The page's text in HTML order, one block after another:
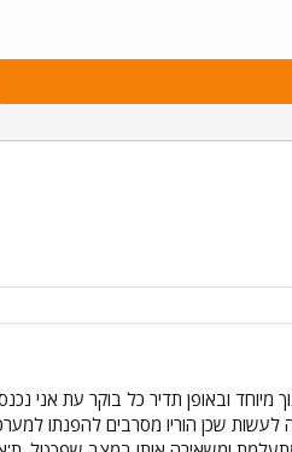
לחינוך מיוחד ובאופן תדיר כל בוקר עת
שכן הוריו מסרבים להפנתו